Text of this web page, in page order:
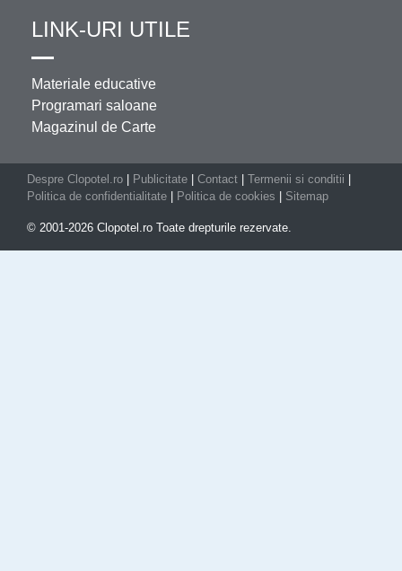
LINK-URI UTILE
Materiale educative
Programari saloane
Magazinul de Carte
Despre Clopotel.ro Publicitate Contact Termenii si conditii
Politica de confidentialitate
Politica de cookies Sitemap
© 2001-2026 Clopotel.ro Toate drepturile rezervate.